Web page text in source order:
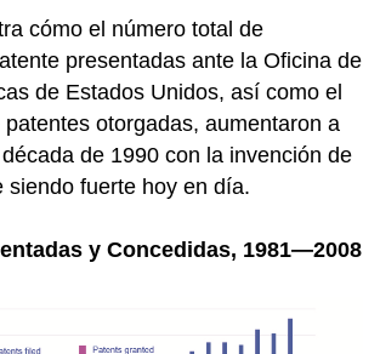
cómo el número total de
presentadas ante la Oficina de
de Estados Unidos, así como el
otorgadas, aumentaron a
de 1990 con la invención de
siendo fuerte hoy en día.
y Concedidas, 1981—2008